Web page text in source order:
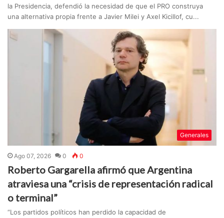
la Presidencia, defendió la necesidad de que el PRO construya
una alternativa propia frente a Javier Milei y Axel Kicillof, cu...
Generales
Ago 07, 2026 0 0
Roberto Gargarella afirmó que Argentina
atraviesa una “crisis de representación radical
o terminal”
“Los partidos políticos han perdido la capacidad de